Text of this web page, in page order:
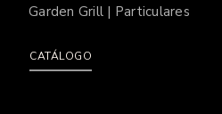
Garden Grill | Particulares
CATÁLOGO